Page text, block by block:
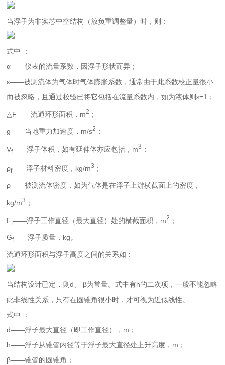
当浮子为非实芯中空结构（放负重调整量）时，则：
式中 ：
α——仪表的流量系数，因浮子形状而异；
ε——被测流体为气体时气体膨胀系数，通常由于此系数校正量很小
而被忽略，且通过校验已将它包括在流量系数内，如为液体则ε=1；
△F——流通环形面积，m2 ；
g——当地重力加速度，m/s2 ；
Vf——浮子体积，如有延伸体亦应包括，m3 ；
ρf——浮子材料密度，kg/m3 ；
ρ——被测流体密度，如为气体是在浮子上游横截面上的密度，
kg/m3 ；
Ff——浮子工作直径（最大直径）处的横截面积，m2 ；
Gf——浮子质量，kg。
流通环形面积与浮子高度之间的关系如：
当结构设计已定，则d、 β为常量。式中有h的二次项，一般不能忽略
此非线性关系，只有在圆锥角很小时，才可视为近似线性。
式中 ：
d——浮子最大直径（即工作直径），m；
h——浮子从锥管内径等于浮子最大直径处上升高度，m；
β——锥管的圆锥角；